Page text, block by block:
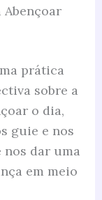
prática
sobre a
o dia,
guie e nos
dar uma
em meio